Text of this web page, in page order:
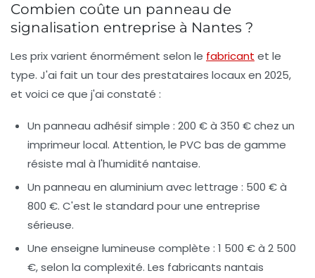
Combien coûte un panneau de
signalisation entreprise à Nantes ?
Les prix varient énormément selon le fabricant et le
type. J'ai fait un tour des prestataires locaux en 2025,
et voici ce que j'ai constaté :
Un panneau adhésif simple : 200 € à 350 € chez un
imprimeur local. Attention, le PVC bas de gamme
résiste mal à l'humidité nantaise.
Un panneau en aluminium avec lettrage : 500 € à
800 €. C'est le standard pour une entreprise
sérieuse.
Une enseigne lumineuse complète : 1 500 € à 2 500
€, selon la complexité. Les fabricants nantais